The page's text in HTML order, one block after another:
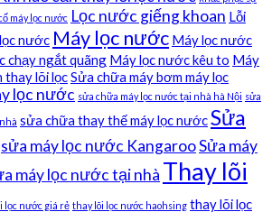
máy lọc nước Lọc nước giếng khoan Lỗi
nước Máy lọc nước Máy lọc nước
chạy ngắt quãng Máy lọc nước kêu to Máy
thay lõi lọcSửa chữa máy bơm máy lọc
lọc nước sửa chữa máy lọc nước tại nhà hà Nội sửa
sửa chữa thay thế máy lọc nướcSửa
sửa máy lọc nước KangarooSửa máy
máy lọc nước tại nhà Thay lõi
lọc nước giá rẻ thay lõi lọc nước haohsing thay lõi lọc